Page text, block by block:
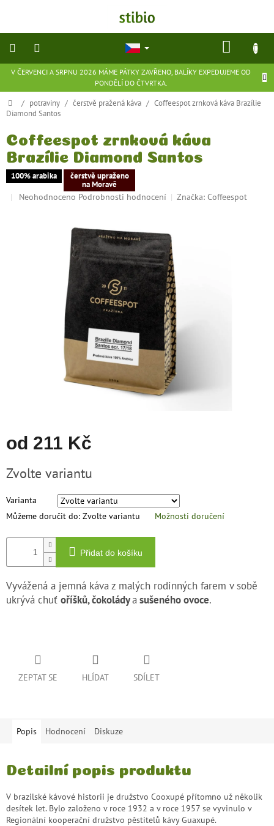
V ČERVENCI A SRPNU 2026 MÁME PÁTKY ZAVŘENO, BALÍKY EXPEDUJEME OD
PONDĚLÍ DO ČTVRTKA.
přírodní
doplňky
potraviny
ekologické
hračky
Domů
/ potraviny / čerstvě pražená káva / Coffeespot zrnková káva Brazílie
Diamond Santos
Coffeespot zrnková káva
Brazílie Diamond Santos
100% arabika
čerstvě upraženo
na Moravě
Průměrné
Neohodnoceno Podrobnosti hodnocení Značka: Coffeespot
od 211 Kč
cena:
Zvolte variantu
Varianta
Můžeme doručit do: Zvolte variantu Možnosti doručení
Přidat do košíku
Vyvážená a jemná kávaz malých rodinných farem v sobě
ukrývá chuť oříšků,čokoládyasušeného ovoce.
ZEPTAT SE HLÍDAT SDÍLET
Popis Hodnocení Diskuze
Detailní popis produktu
V brazilské kávové historii je družstvo Cooxupé přítomno už několik
desítek let. Bylo založeno v roce 1932 a v roce 1957 se vyvinulo v
Regionální kooperační družstvo pěstitelů kávyGuaxupé.